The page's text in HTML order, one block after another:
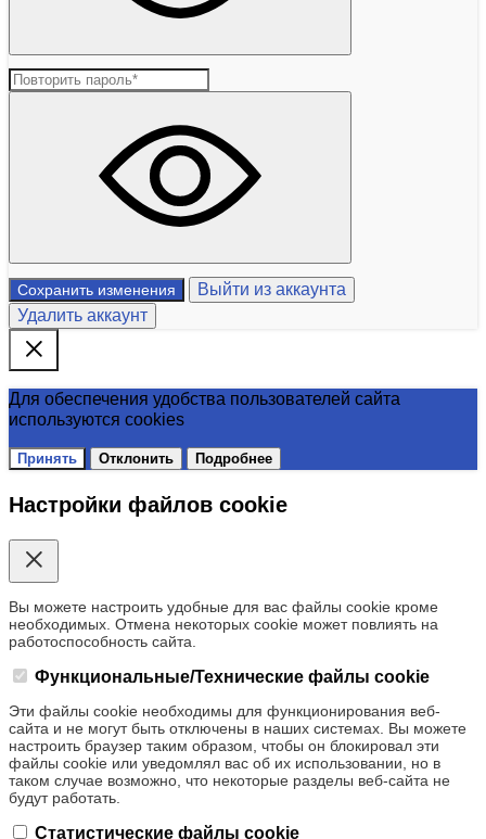
Сохранить изменения
Выйти из аккаунта
Удалить аккаунт
Для обеспечения удобства пользователей сайта
используются cookies
Принять Отклонить Подробнее
Настройки файлов cookie
Вы можете настроить удобные для вас файлы cookie кроме
необходимых. Отмена некоторых cookie может повлиять на
работоспособность сайта.
Функциональные/Технические файлы cookie
Эти файлы cookie необходимы для функционирования веб-
сайта и не могут быть отключены в наших системах. Вы можете
настроить браузер таким образом, чтобы он блокировал эти
файлы cookie или уведомлял вас об их использовании, но в
таком случае возможно, что некоторые разделы веб-сайта не
будут работать.
Статистические файлы cookie